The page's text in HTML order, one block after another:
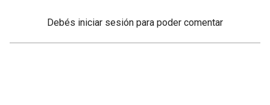
Debés iniciar sesión para poder comentar